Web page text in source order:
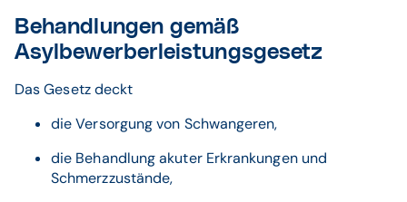
Behandlungen gemäß
Asylbewerberleistungsgesetz
Das Gesetz deckt
die Versorgung von Schwangeren,
die Behandlung akuter Erkrankungen und
Schmerzzustände,